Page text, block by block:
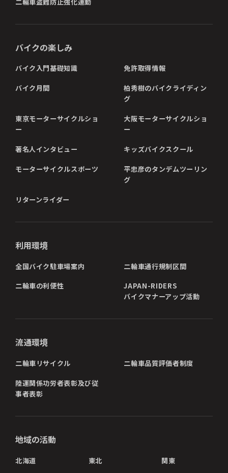
バイクの楽しみ
バイク入門基礎知識 免許取得情報
バイク月間
柏秀樹のバイクライディン
グ
東京モーターサイクルショ
ー
大阪モーターサイクルショ
ー
著名人インタビュー キッズバイクスクール
モーターサイクルスポーツ
平忠彦のタンデムツーリン
グ
リターンライダー
利用環境
全国バイク駐車場案内 二輪車通行規制区間
二輪車の利便性
JAPAN-RIDERS
バイクマナーアップ活動
流通環境
二輪車リサイクル 二輪車品質評価者制度
陸運関係功労者表彰及び従
事者表彰
地域の活動
北海道 東北 関東